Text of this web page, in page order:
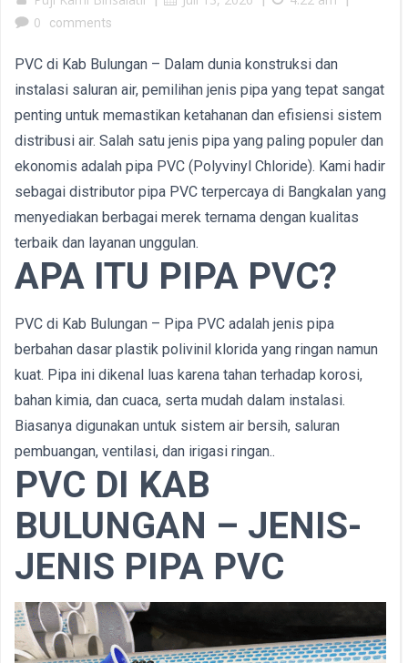
0
comments
PVC di Kab Bulungan – Dalam dunia konstruksi dan
instalasi saluran air, pemilihan jenis pipa yang tepat sangat
penting untuk memastikan ketahanan dan efisiensi sistem
distribusi air. Salah satu jenis pipa yang paling populer dan
ekonomis adalah pipa PVC (Polyvinyl Chloride). Kami hadir
sebagai distributor pipa PVC terpercaya di Bangkalan yang
menyediakan berbagai merek ternama dengan kualitas
terbaik dan layanan unggulan.
APA ITU PIPA PVC?
PVC di Kab Bulungan – Pipa PVC adalah jenis pipa
berbahan dasar plastik polivinil klorida yang ringan namun
kuat. Pipa ini dikenal luas karena tahan terhadap korosi,
bahan kimia, dan cuaca, serta mudah dalam instalasi.
Biasanya digunakan untuk sistem air bersih, saluran
pembuangan, ventilasi, dan irigasi ringan..
PVC DI KAB
BULUNGAN – JENIS-
JENIS PIPA PVC